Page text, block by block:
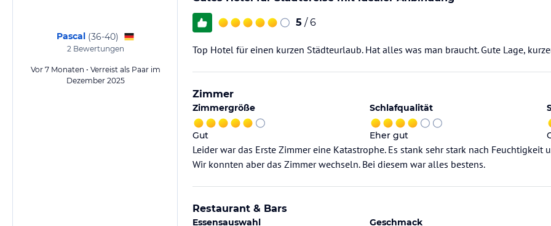
Pascal (36-40)
2Bewertungen
Vor 7 Monaten • Verreist als Paar im
Dezember 2025
5 / 6
Top Hotel für einen kurzen Städteurlaub. Hat alles was man braucht. Gute Lage,
Zimmer
Zimmergröße
Gut
Schlafqualität
Eher gut
Leider war das Erste Zimmer eine Katastrophe. Es stank sehr stark nach Feuchtigkeit
Wir konnten aber das Zimmer wechseln. Bei diesem war alles bestens.
Restaurant & Bars
Essensauswahl Geschmack